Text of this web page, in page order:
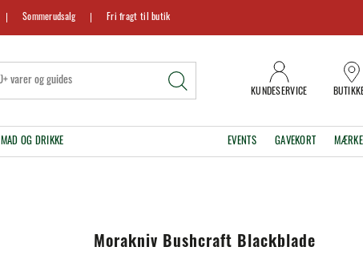
Sommerudsalg Fri fragt til butik
KUNDESERVICE
MAD OG DRIKKE EVENTS GAVEKORT
Morakniv Bushcraft Blackblade